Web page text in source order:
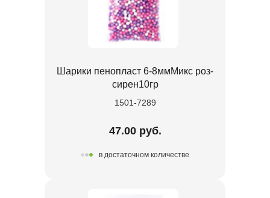
Шарики пенопласт 6-8ммМикс роз-
сирен10гр
1501-7289
47.00 руб.
в достаточном количестве